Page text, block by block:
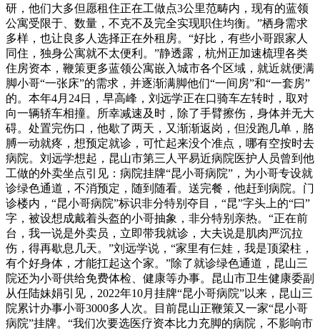
研，他们大多但愿租住正在工做点3公里范畴内，现有的蓝领
公寓受限于、数量，不克不及完全实现职住均衡。”栖身需求
多样，也让良多人选择正在外租房。“好比，有些小哥跟家人
同住，独身公寓就不太便利。”静透露，杭州正加速梳理各类
住房资本，鞭策更多蓝领公寓嵌入城市各个区域，就近就便满
脚小哥“一张床”的需求，并逐渐满脚他们“一间房”和“一套房”
的。本年4月24日，早高峰，刘远学正在口骑车左转时，取对
向一辆轿车相撞。所幸减速及时，除了手臂擦伤，身体并无大
碍。处置完伤口，他歇了两天，又渐渐返岗，但没跑几单，胳
膊一动就疼，想预定就诊，可忙起来没个准点，哪有空按时去
病院。刘远学想起，昆山市第三人平易近病院医护人员曾到他
工做的外卖坐点引见：病院挂牌“昆小哥病院”，为小哥专设就
诊绿色通道，不消预定，随到随看。送完餐，他赶到病院。门
诊楼内，“昆小哥病院”标识非分特别夺目，“昆”字头上的“曰”
字，被设想成戴着头盔的小哥抽象，非分特别亲热。“正在前
台，我一说是外卖员，立即带我就诊，大夫说是肌肉严沉拉
伤，得再歇息几天。”刘远学说，“家里有仨娃，我是顶梁柱，
有个好身体，才能扛起这个家。”除了就诊绿色通道，昆山三
院还为小哥供给免费体检、健康等办事。昆山市卫生健康委副
从任陆妹娟引见，2022年10月挂牌“昆小哥病院”以来，昆山三
院累计办事小哥3000多人次。目前昆山正鞭策又一家“昆小哥
病院”挂牌。“我们次要选医疗资本比力充脚的病院，不影响市